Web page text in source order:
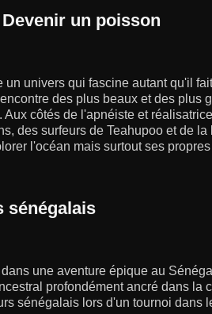
un poisson
un univers qui fascine autant qu'il
des plus beaux et des plus
Aux côtés de l'apnéiste et
des surfeurs de Teahupoo et de
l'océan mais surtout ses
sénégalais
une aventure épique au
profondément ancré dans la
sénégalais lors d'un tournoi dans